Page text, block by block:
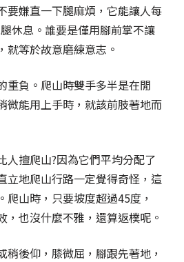
要嫌直一下腿麻煩，它能讓人每
休息。誰要是僅用腳前掌不讓
就等於故意磨練意志。
重負。爬山時雙手多半是在閒
微能用上手時，就該前肢著地而
人擅爬山?因為它們平均分配了
立地爬山行路一定覺得奇怪，這
爬山時，只要坡度超過45度，
，也沒什麼不雅，還算返樸呢。
稍後仰，膝微屈，腳跟先著地，